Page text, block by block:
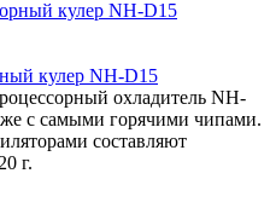
кулер NH-D15
охладитель NH-
с самыми горячими чипами.
составляют
г.